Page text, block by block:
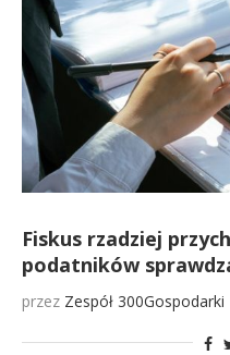
Fiskus rzadziej
podatników
przez Zespół 300Gospodarki